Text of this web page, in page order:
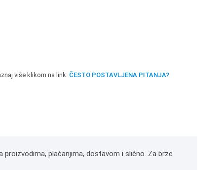
više klikom na link: ČESTO POSTAVLJENA PITANJA?
plaćanjima, dostavom i slično. Za brze